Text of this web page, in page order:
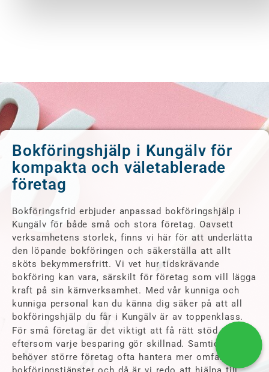
Bokföringshjälp i Kungälv för
kompakta och väletablerade
företag
Bokföringsfrid erbjuder anpassad bokföringshjälp i
Kungälv för både små och stora företag. Oavsett
verksamhetens storlek, finns vi här för att underlätta
den löpande bokföringen och säkerställa att allt
sköts bekymmersfritt. Vi vet hur tidskrävande
bokföring kan vara, särskilt för företag som vill lägga
kraft på sin kärnverksamhet. Med vår kunniga och
kunniga personal kan du känna dig säker på att all
bokföringshjälp du får i Kungälv är av toppenklass.
För små företag är det viktigt att få rätt stöd
eftersom varje besparing gör skillnad. Samtidigt
behöver större företag ofta hantera mer omfattande